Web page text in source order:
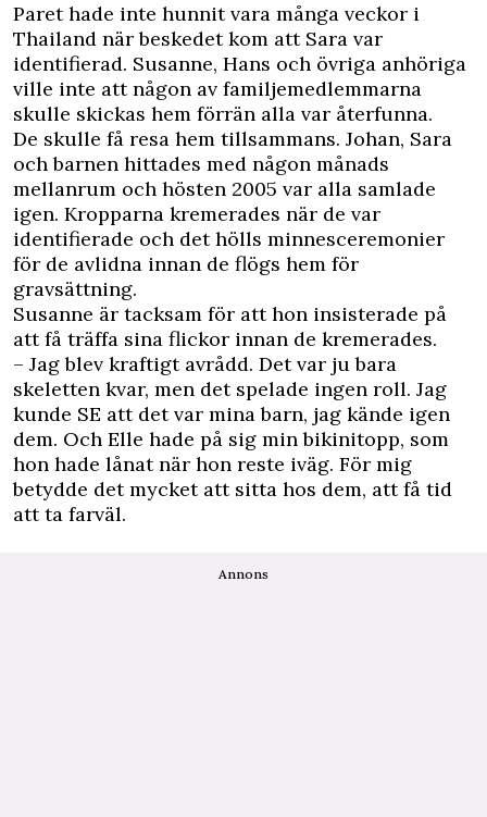
Paret hade inte hunnit vara många veckor i
Thailand när beskedet kom att Sara var
identifierad. Susanne, Hans och övriga anhöriga
ville inte att någon av familjemedlemmarna
skulle skickas hem förrän alla var återfunna.
De skulle få resa hem tillsammans. Johan, Sara
och barnen hittades med någon månads
mellanrum och hösten 2005 var alla samlade
igen. Kropparna kremerades när de var
identifierade och det hölls minnesceremonier
för de avlidna innan de flögs hem för
gravsättning.
Susanne är tacksam för att hon insisterade på
att få träffa sina flickor innan de kremerades.
– Jag blev kraftigt avrådd. Det var ju bara
skeletten kvar, men det spelade ingen roll. Jag
kunde SE att det var mina barn, jag kände igen
dem. Och Elle hade på sig min bikinitopp, som
hon hade lånat när hon reste iväg. För mig
betydde det mycket att sitta hos dem, att få tid
att ta farväl.
Annons